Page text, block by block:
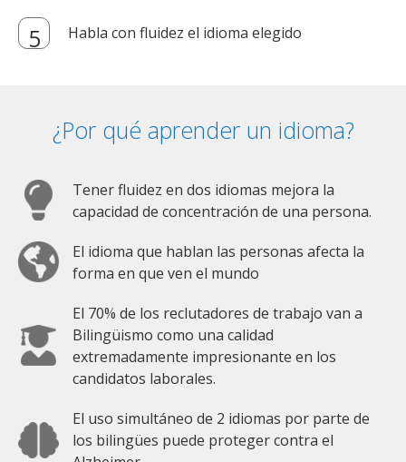
Habla con fluidez el idioma elegido
¿Por qué aprender un idioma?
Tener fluidez en dos idiomas mejora la
capacidad de concentración de una persona.
El idioma que hablan las personas afecta la
forma en que ven el mundo
El 70% de los reclutadores de trabajo van a
Bilingüismo como una calidad
extremadamente impresionante en los
candidatos laborales.
El uso simultáneo de 2 idiomas por parte de
los bilingües puede proteger contra el